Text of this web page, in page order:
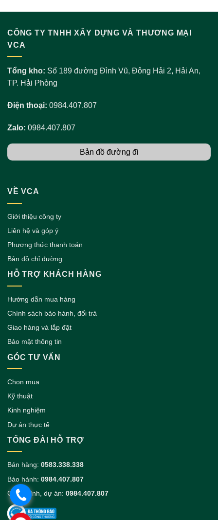
CÔNG TY TNHH XÂY DỰNG VÀ THƯƠNG MẠI
VCA
Tổng kho: Số 189 đường Đình Vũ, Đông Hải 2, Hải An,
TP. Hải Phòng
Điện thoại: 0984.407.807
Zalo: 0984.407.807
Bản đồ đường đi
VỀ VCA
Giới thiệu công ty
Liên hệ và góp ý
Phương thức thanh toán
Bản đồ chỉ đường
HỖ TRỢ KHÁCH HÀNG
Hướng dẫn mua hàng
Chính sách bảo hành, đổi trả
Giao hàng và lắp đặt
Bảo mật thông tin
GÓC TƯ VẤN
Chọn mua
Kỹ thuật
Kinh nghiệm
Dự án thực tế
TỔNG ĐÀI HỖ TRỢ
Bán hàng: 0583.338.338
Bảo hành: 0984.407.807
Công trình, dự án: 0984.407.807
.